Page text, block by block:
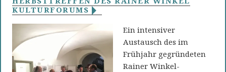
KULTURFORUMS
Ein intensiver
Austausch des im
Frühjahr gegründeten
Rainer Winkel-